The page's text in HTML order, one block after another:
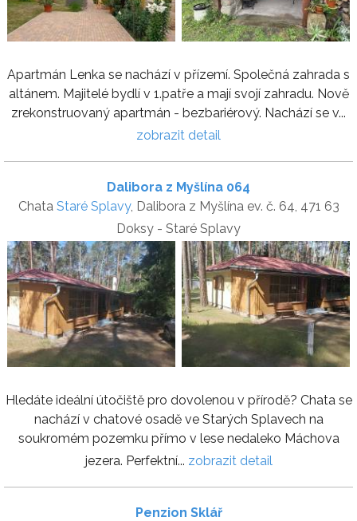
Apartmán Lenka se nachází v přízemí. Společná zahrada s
altánem. Majitelé bydlí v 1.patře a mají svojí zahradu. Nově
zrekonstruovaný apartmán - bezbariérový. Nachází se v...
zobrazit detail
Dalibora z Myšlína 064
Chata Staré Splavy, Dalibora z Myšlína ev. č. 64, 471 63
Doksy - Staré Splavy
Hledáte ideální útočiště pro dovolenou v přírodě? Chata se
nachází v chatové osadě ve Starých Splavech na
soukromém pozemku přímo v lese nedaleko Máchova
jezera. Perfektní... zobrazit detail
Penzion Sklář